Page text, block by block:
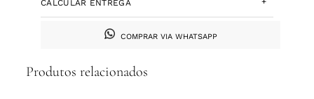
CALCULAR ENTREGA
COMPRAR VIA WHATSAPP
Produtos relacionados